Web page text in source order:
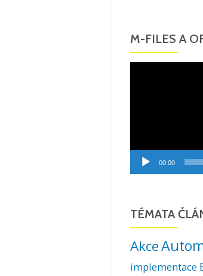
M-FILES A
00:00
TÉMATA
Akce
implementace